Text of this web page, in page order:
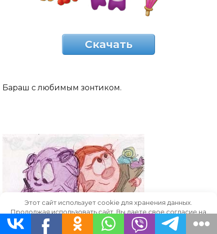
Скачать
Бараш с любимым зонтиком.
Этот сайт использует cookie для хранения данных.
Продолжая использовать сайт, Вы даете свое согласие на
работу с этими файлами.
OK